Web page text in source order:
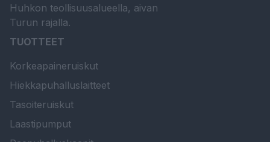
Huhkon teollisuusalueella, aivan
Turun rajalla.
TUOTTEET
Korkeapaineruiskut
Hiekkapuhalluslaitteet
Tasoiteruiskut
Laastipumput